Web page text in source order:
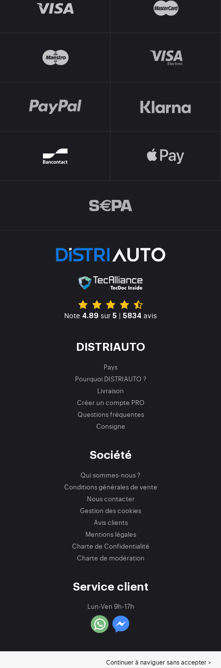
Note 4.89 sur 5 | 5834 avis
DISTRIAUTO
Pays
Pourquoi DISTRIAUTO ?
Livraison
Créer un compte PRO
Questions fréquentes
Consigne
Société
Qui sommes-nous ?
Conditions générales de vente
Nous contacter
Gestion des cookies
Avis clients
Mentions légales
Charte de Confidentialité
Charte de modération
Service client
Lun-Ven 9h-17h
Continuer à naviguer sans accepter >